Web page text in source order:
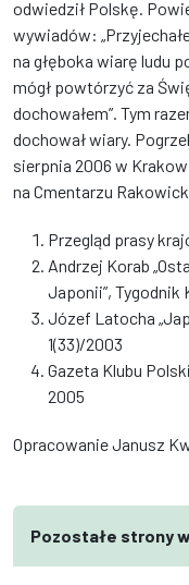
odwiedził Polskę.
wywiadów:
na głęboka wiarę ludu
mógł powtórzyć za
dochowałem”. Tym
dochował wiary.
sierpnia 2006 w
na Cmentarzu
Przegląd prasy
Andrzej Korab
Japonii”, Tygodnik
Józef Latocha
1(33)/2003
Gazeta Klubu
2005
Opracowanie Janusz
Pozostałe strony